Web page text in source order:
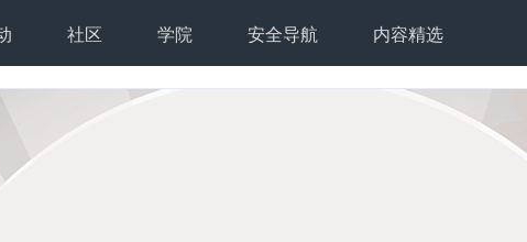
社区 学院 安全导航 内容精选